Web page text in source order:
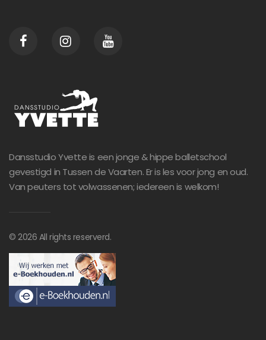
Dansstudio Yvette is een jonge & hippe balletschool
gevestigd in Tussen de Vaarten. Er is les voor jong en oud.
Van peuters tot volwassenen; iedereen is welkom!
©2026 All rights reserverd.